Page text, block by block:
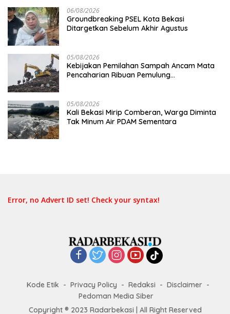
06/08/2026
Groundbreaking PSEL Kota Bekasi
Ditargetkan Sebelum Akhir Agustus
05/08/2026
Kebijakan Pemilahan Sampah Ancam Mata
Pencaharian Ribuan Pemulung
05/08/2026
Kali Bekasi Mirip Comberan, Warga Diminta
Tak Minum Air PDAM Sementara
Error, no Advert ID set! Check your syntax!
Kode Etik Privacy Policy Redaksi
Disclaimer
Pedoman Media Siber
Copyright ® 2023 Radarbekasi | All Right Reserved